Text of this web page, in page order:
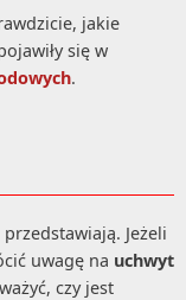
jakie
się w
.
Jeżeli
uwagę na uchwyt
czy jest